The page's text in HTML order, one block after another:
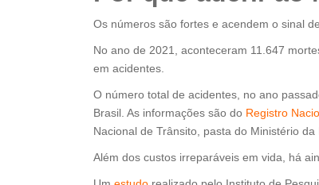
Os números são fortes e acendem o sinal
No ano de 2021, aconteceram 11.647
em acidentes.
O número total de acidentes, no ano
Brasil. As informações são do Registro
Nacional de Trânsito, pasta do Ministério
Além dos custos irreparáveis em vida, há